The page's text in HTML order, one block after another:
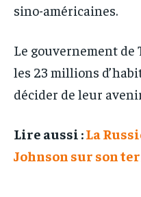
sino-américaines.
Le gouvernement de
les 23 millions
décider de leur
Lire aussi :La
Johnson sur son